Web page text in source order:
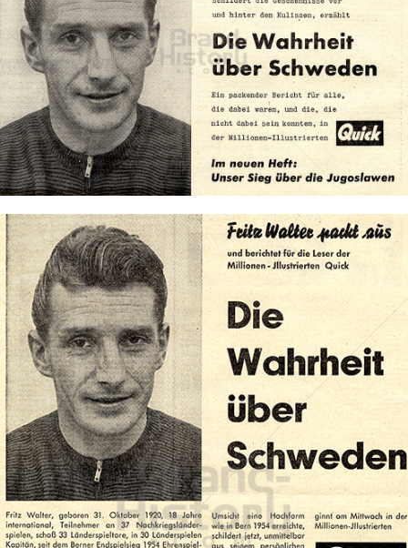
QUICK
QUICK - Die Illustrierte (25. 4. 1948 - 27. 8. 1992)
1958
Bild-ID: 71832
QUICK
QUICK - Die Illustrierte (25. 4. 1948 - 27. 8. 1992)